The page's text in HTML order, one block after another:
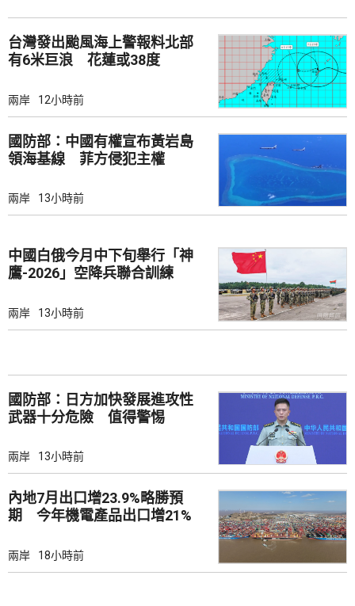
台灣發出颱風海上警報料北部
有6米巨浪 花蓮或38度
兩岸 12小時前
國防部：中國有權宣布黃岩島
領海基線 菲方侵犯主權
兩岸 13小時前
中國白俄今月中下旬舉行「神
鷹-2026」空降兵聯合訓練
兩岸 13小時前
國防部：日方加快發展進攻性
武器十分危險 值得警惕
兩岸 13小時前
內地7月出口增23.9%略勝預
期 今年機電產品出口增21%
兩岸 18小時前